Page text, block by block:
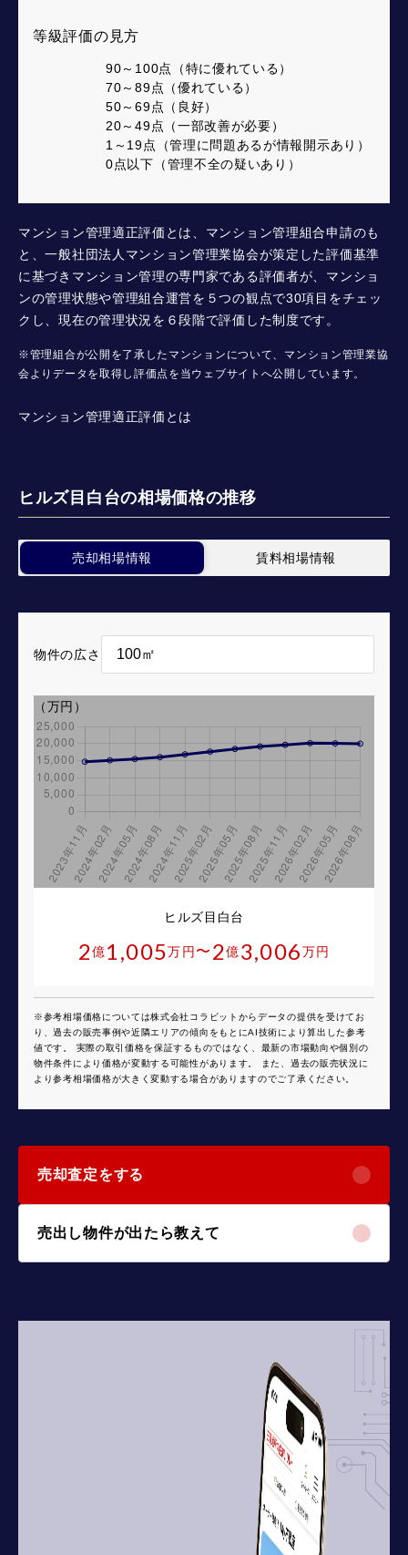
等級評価の見方
90～100点（特に優れている）
70～89点（優れている）
50～69点（良好）
20～49点（一部改善が必要）
1～19点（管理に問題あるが情報開示あり）
0点以下（管理不全の疑いあり）
マンション管理適正評価とは、マンション管理組合申請のも
と、一般社団法人マンション管理業協会が策定した評価基準
に基づきマンション管理の専門家である評価者が、マンショ
ンの管理状態や管理組合運営を５つの観点で30項目をチェッ
クし、現在の管理状況を６段階で評価した制度です。
※管理組合が公開を了承したマンションについて、マンション管理業協
会よりデータを取得し評価点を当ウェブサイトへ公開しています。
マンション管理適正評価とは
ヒルズ目白台の相場価格の推移
売却相場情報 賃料相場情報
物件の広さ
ヒルズ目白台
2億1,005万円 〜 2億3,006万円
※参考相場価格については株式会社コラビットからデータの提供を受けてお
り、過去の販売事例や近隣エリアの傾向をもとにAI技術により算出した参考
値です。 実際の取引価格を保証するものではなく、最新の市場動向や個別の
物件条件により価格が変動する可能性があります。 また、過去の販売状況に
より参考相場価格が大きく変動する場合がありますのでご了承ください。
（万円）
売却査定をする
売出し物件が出たら教えて